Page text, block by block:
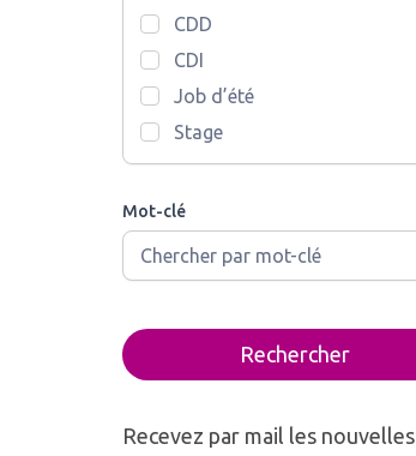
CDD
CDI
Job d’été
Stage
Mot-clé
Rechercher
Recevez par mail les nouvelles